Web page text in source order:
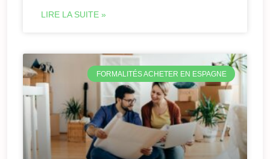
LIRE LA SUITE »
FORMALITÉS ACHETER EN ESPAGNE